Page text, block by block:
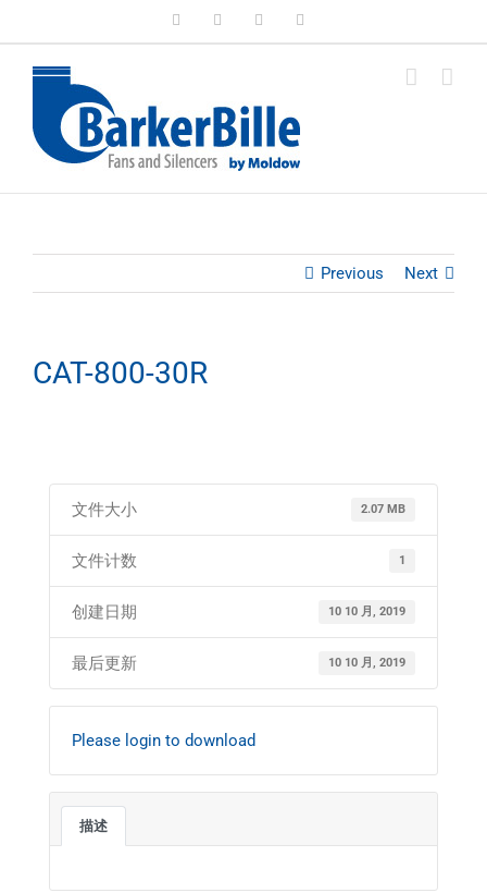
LinkedInFacebookInstagram
Previous Next
CAT-800-30R
文件大小 2.07 MB
文件计数 1
创建日期 10 10 月, 2019
最后更新 10 10 月, 2019
Please login to download
描述